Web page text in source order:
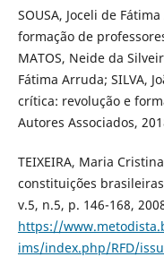
SOUSA, Joceli de
formação de
MATOS, Neide da
Fátima Arruda; SILVA,
crítica: revolução e
Autores Associados,
TEIXEIRA, Maria
constituições
v.5, n.5, p. 146-168,
https://
ims/index.php/RFD/